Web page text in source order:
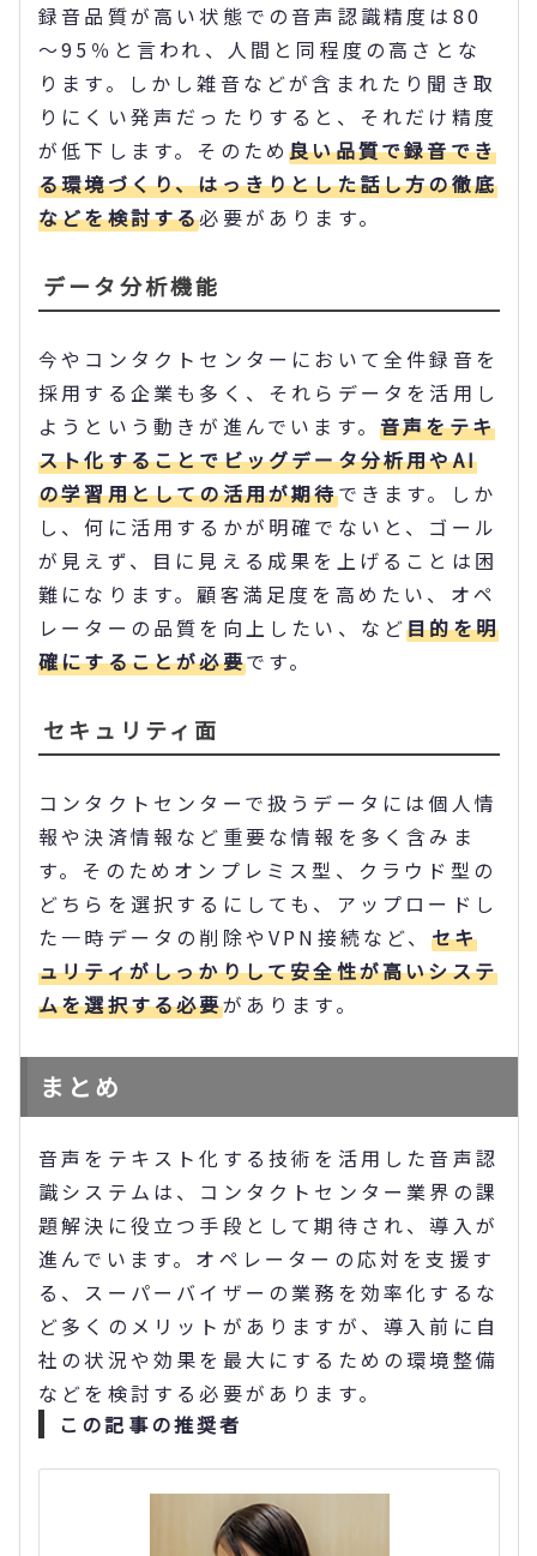
録音品質が高い状態での音声認識精度は80
～95％と言われ、人間と同程度の高さとな
ります。しかし雑音などが含まれたり聞き取
りにくい発声だったりすると、それだけ精度
が低下します。そのため良い品質で録音でき
る環境づくり、はっきりとした話し方の徹底
などを検討する必要があります。
データ分析機能
今やコンタクトセンターにおいて全件録音を
採用する企業も多く、それらデータを活用し
ようという動きが進んでいます。 音声をテキ
スト化することでビッグデータ分析用やAI
の学習用としての活用が期待できます。しか
し、何に活用するかが明確でないと、ゴール
が見えず、目に見える成果を上げることは困
難になります。顧客満足度を高めたい、オペ
レーターの品質を向上したい、など目的を明
確にすることが必要です。
セキュリティ面
コンタクトセンターで扱うデータには個人情
報や決済情報など重要な情報を多く含みま
す。そのためオンプレミス型、クラウド型の
どちらを選択するにしても、アップロードし
た一時データの削除やVPN接続など、 セキ
ュリティがしっかりして安全性が高いシステ
ムを選択する必要があります。
まとめ
音声をテキスト化する技術を活用した音声認
識システムは、コンタクトセンター業界の課
題解決に役立つ手段として期待され、導入が
進んでいます。オペレーターの応対を支援す
る、スーパーバイザーの業務を効率化するな
ど多くのメリットがありますが、導入前に自
社の状況や効果を最大にするための環境整備
などを検討する必要があります。
この記事の推奨者